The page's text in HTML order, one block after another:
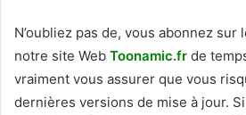
N’oubliez pas de, vous abonnez
notre site Web Toonamic.fr de
vraiment vous assurer que vous
dernières versions de mise à jour.